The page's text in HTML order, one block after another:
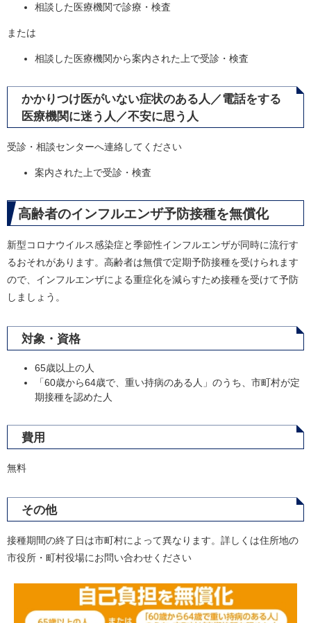
相談した医療機関で診療・検査
または
相談した医療機関から案内された上で受診・検査
かかりつけ医がいない症状のある人／電話をする
医療機関に迷う人／不安に思う人
受診・相談センターへ連絡してください
案内された上で受診・検査
高齢者のインフルエンザ予防接種を無償化
新型コロナウイルス感染症と季節性インフルエンザが同時に流行す
るおそれがあります。高齢者は無償で定期予防接種を受けられます
ので、インフルエンザによる重症化を減らすため接種を受けて予防
しましょう。
対象・資格
65歳以上の人
「60歳から64歳で、重い持病のある人」のうち、市町村が定
期接種を認めた人
費用
無料
その他
接種期間の終了日は市町村によって異なります。詳しくは住所地の
市役所・町村役場にお問い合わせください